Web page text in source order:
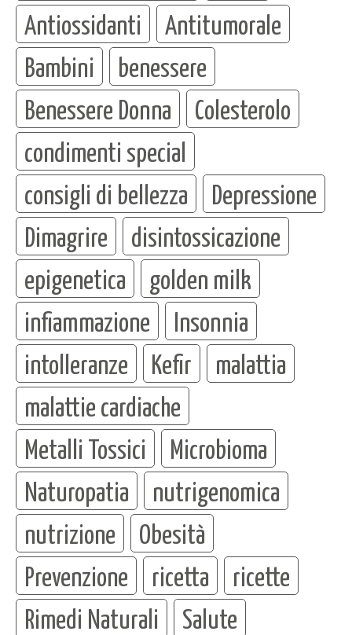
Antiossidanti
Antitumorale
Bambini
benessere
Benessere Donna
Colesterolo
condimenti special
consigli di bellezza
Depressione
Dimagrire
disintossicazione
epigenetica
golden milk
infiammazione
Insonnia
intolleranze
Kefir
malattia
malattie cardiache
Metalli Tossici
Microbioma
Naturopatia
nutrigenomica
nutrizione
Obesità
Prevenzione
ricetta
ricette
Rimedi Naturali
Salute